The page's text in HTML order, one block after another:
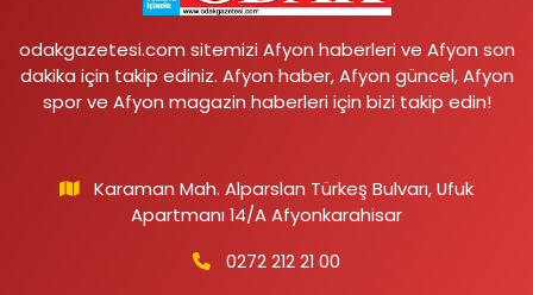
odakgazetesi.com sitemizi Afyon haberleri ve Afyon son
dakika için takip ediniz. Afyon haber, Afyon güncel, Afyon
spor ve Afyon magazin haberleri için bizi takip edin!
Karaman Mah. Alparslan Türkeş Bulvarı, Ufuk
Apartmanı 14/A Afyonkarahisar
0272 212 21 00